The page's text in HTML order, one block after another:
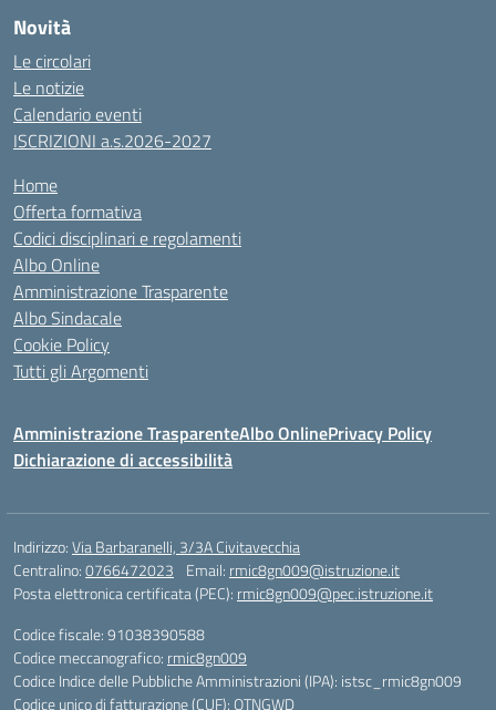
Novità
Le circolari
Le notizie
Calendario eventi
ISCRIZIONI a.s.2026-2027
Home
Offerta formativa
Codici disciplinari e regolamenti
Albo Online
Amministrazione Trasparente
Albo Sindacale
Cookie Policy
Tutti gli Argomenti
Amministrazione TrasparenteAlbo OnlinePrivacy Policy
Dichiarazione di accessibilità
Indirizzo:Via Barbaranelli, 3/3A Civitavecchia
Centralino:0766472023 Email: rmic8gn009@istruzione.it
Posta elettronica certificata (PEC): rmic8gn009@pec.istruzione.it
Codice fiscale: 91038390588
Codice meccanografico: rmic8gn009
Codice Indice delle Pubbliche Amministrazioni (IPA): istsc_rmic8gn009
Codice unico di fatturazione (CUF): OTNGWD